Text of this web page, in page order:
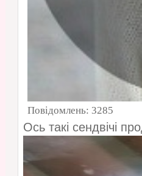
Повідомлень: 3285
Ось такі сендвічі